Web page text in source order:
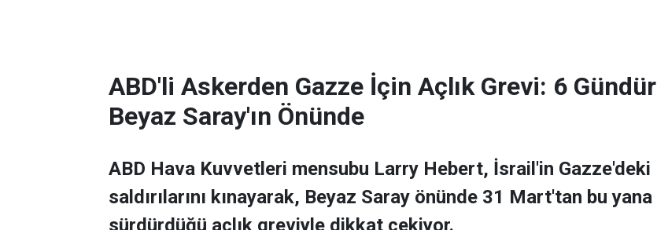
ABD'li Askerden Gazze İçin Açlık Grevi: 6 Gündür
Beyaz Saray'ın Önünde
ABD Hava Kuvvetleri mensubu Larry Hebert, İsrail'in Gazze'deki
saldırılarını kınayarak, Beyaz Saray önünde 31 Mart'tan bu yana
sürdürdüğü açlık greviyle dikkat çekiyor.